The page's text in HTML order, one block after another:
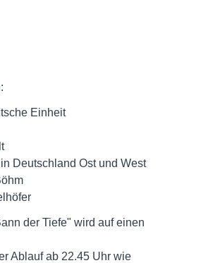
Einheit
Deutschland Ost und West
der Tiefe" wird auf einen
Ablauf ab 22.45 Uhr wie